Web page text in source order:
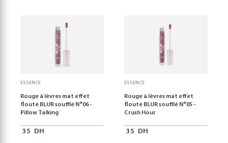
ESSENCE
Rouge à lèvres mat effet
flouté BLUR soufflé N°06 -
Pillow Talking
35 DH
ESSENCE
Rouge à lèvres mat effet
flouté BLUR soufflé N°05 -
Crush Hour
35 DH